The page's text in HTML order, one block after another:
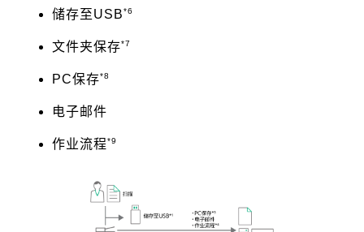
储存至USB*6
文件夹保存*7
PC保存*8
电子邮件
作业流程*9